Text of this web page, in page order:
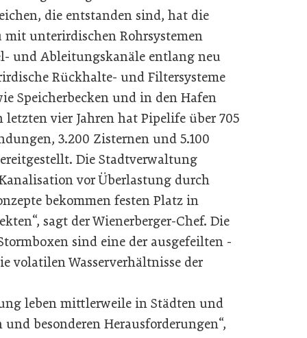
die entstanden sind, hat die
mit unterirdischen Rohrsystemen
und Ableitungskanäle entlang neu
Rückhalte- und Filtersysteme
Speicherbecken und in den Hafen
vier Jahren hat Pipelife über 705
3.200 Zisternen und 5.100
Die Stadtverwaltung
vor Überlastung durch
bekommen festen Platz in
sagt der Wienerberger-Chef. Die
sind eine der ausgefeilten
volatilen Wasserverhältnisse der
leben mittlerweile in Städten und
besonderen Herausforderungen“,